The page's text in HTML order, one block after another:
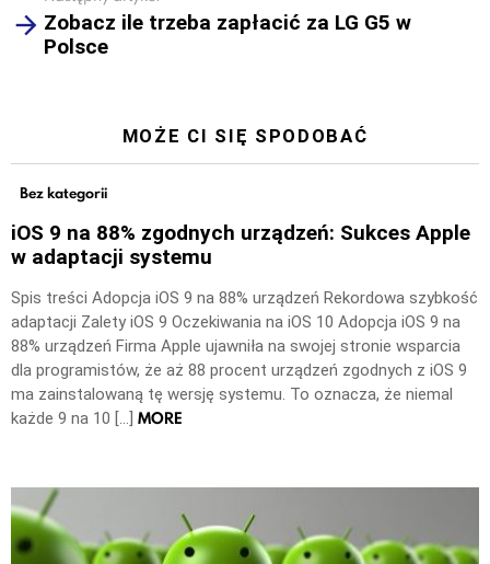
Zobacz ile trzeba zapłacić za LG G5 w
Polsce
MOŻE CI SIĘ SPODOBAĆ
Bez kategorii
iOS 9 na 88% zgodnych urządzeń: Sukces Apple
w adaptacji systemu
Spis treści Adopcja iOS 9 na 88% urządzeń Rekordowa szybkość
adaptacji Zalety iOS 9 Oczekiwania na iOS 10 Adopcja iOS 9 na
88% urządzeń Firma Apple ujawniła na swojej stronie wsparcia
dla programistów, że aż 88 procent urządzeń zgodnych z iOS 9
ma zainstalowaną tę wersję systemu. To oznacza, że niemal
każde 9 na 10 […] MORE